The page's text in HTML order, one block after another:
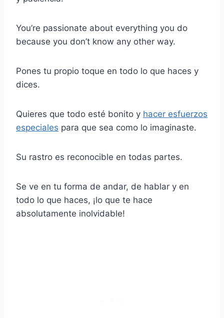
You’re passionate about everything you do
because you don’t know any other way.
Pones tu propio toque en todo lo que haces y
dices.
Quieres que todo esté bonito y hacer esfuerzos
especiales para que sea como lo imaginaste.
Su rastro es reconocible en todas partes.
Se ve en tu forma de andar, de hablar y en
todo lo que haces, ¡lo que te hace
absolutamente inolvidable!